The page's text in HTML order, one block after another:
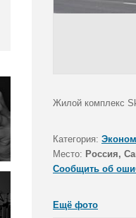
Жилой комплекс
Категория:
Место: Россия,
Сообщить об
Ещё фото